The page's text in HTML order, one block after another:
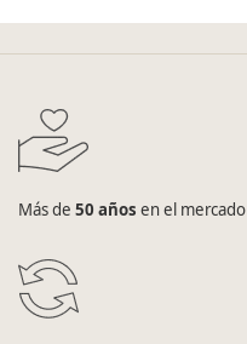
Más de 50 años en el mercado